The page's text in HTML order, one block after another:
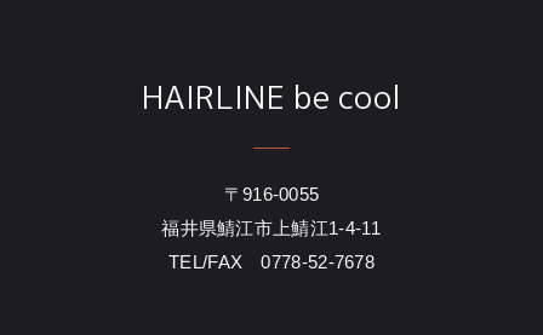
HAIRLINE be cool
〒916-0055
福井県鯖江市上鯖江1-4-11
TEL/FAX 0778-52-7678